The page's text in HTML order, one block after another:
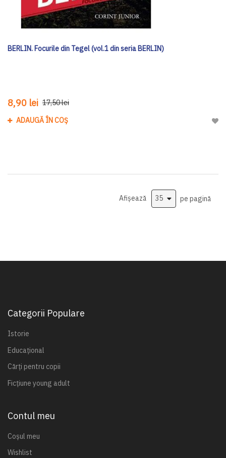
BERLIN. Focurile din Tegel (vol.1 din seria BERLIN)
8,90 lei 17,50 lei
ADAUGĂ ÎN COȘ
Afișează pe pagină
Categorii Populare
Istorie
Educațional
Cărți pentru copii
Ficțiune young adult
Contul meu
Coșul meu
Wishlist